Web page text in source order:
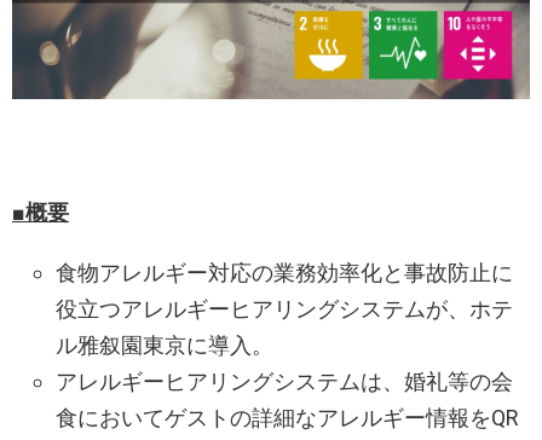
■概要
食物アレルギー対応の業務効率化と事故防止に
役立つアレルギーヒアリングシステムが、ホテ
ル雅叙園東京に導入。
アレルギーヒアリングシステムは、婚礼等の会
食においてゲストの詳細なアレルギー情報をQR